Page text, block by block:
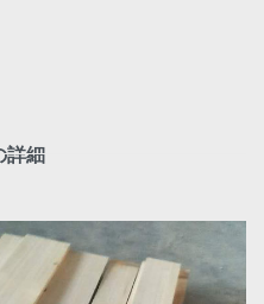
詳細